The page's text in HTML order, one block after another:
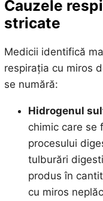
Cauzele
stricate
Medicii identifică
respirația cu miros
se numără:
Hidrogenul
chimic care se
procesului
tulburări
produs în
cu miros